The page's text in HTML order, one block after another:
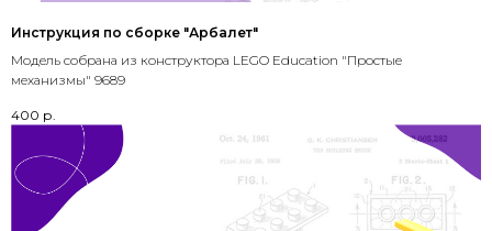
Инструкция по сборке "Арбалет"
Модель собрана из конструктора LEGO Education "Простые
механизмы" 9689
400 р.